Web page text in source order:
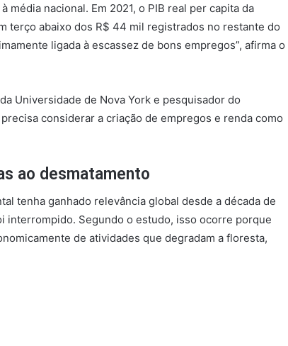
nacional. Em 2021, o PIB real per capita da
terço abaixo dos R$ 44 mil registrados no restante do
ligada à escassez de bons empregos”, afirma o
Universidade de Nova York e pesquisador do
considerar a criação de empregos e renda como
ao desmatamento
tenha ganhado relevância global desde a década de
interrompido. Segundo o estudo, isso ocorre porque
de atividades que degradam a floresta,